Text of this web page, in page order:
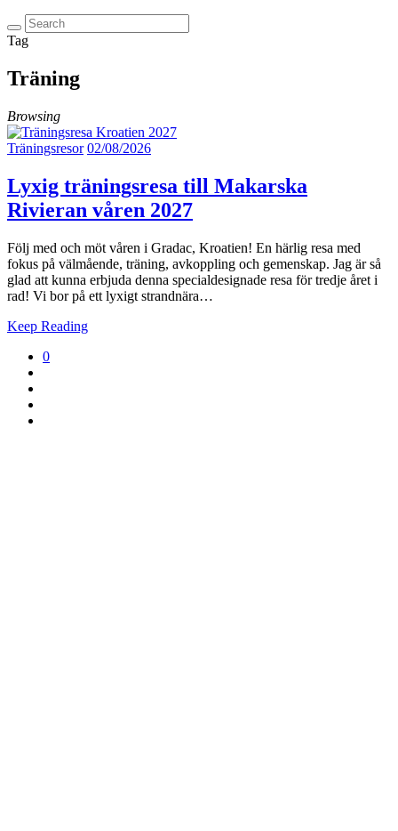
Tag
Träning
Browsing
Träningsresor 02/08/2026
Lyxig träningsresa till Makarska
Rivieran våren 2027
Följ med och möt våren i Gradac, Kroatien! En härlig resa med
fokus på välmående, träning, avkoppling och gemenskap. Jag är så
glad att kunna erbjuda denna specialdesignade resa för tredje året i
rad! Vi bor på ett lyxigt strandnära…
Keep Reading
0